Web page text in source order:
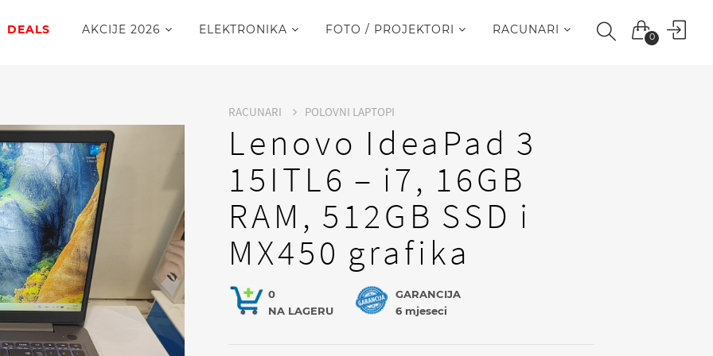
0
DEALS AKCIJE 2026 ELEKTRONIKA FOTO / PROJEKTORI RACUNARI
RACUNARI POLOVNI LAPTOPI
Lenovo IdeaPad 3
15ITL6 – i7, 16GB
RAM, 512GB SSD i
MX450 grafika
0
NA LAGERU
GARANCIJA
6 mjeseci